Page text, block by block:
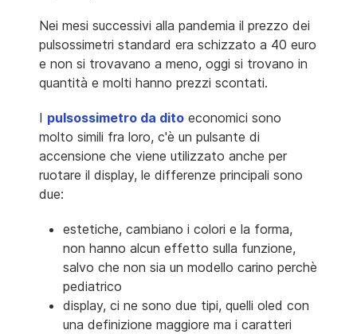
Nei mesi successivi alla pandemia il prezzo dei
pulsossimetri standard era schizzato a 40 euro
e non si trovavano a meno, oggi si trovano in
quantità e molti hanno prezzi scontati.
I pulsossimetro da dito economici sono
molto simili fra loro, c'è un pulsante di
accensione che viene utilizzato anche per
ruotare il display, le differenze principali sono
due:
estetiche, cambiano i colori e la forma,
non hanno alcun effetto sulla funzione,
salvo che non sia un modello carino perchè
pediatrico
display, ci ne sono due tipi, quelli oled con
una definizione maggiore ma i caratteri